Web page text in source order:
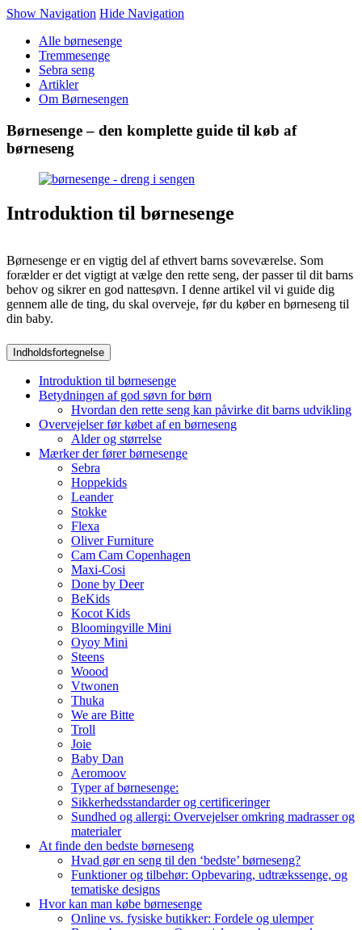
Show Navigation Hide Navigation
Alle børnesenge
Tremmesenge
Sebra seng
Artikler
Om Børnesengen
Børnesenge – den komplette guide til køb af
børneseng
Introduktion til børnesenge
Børnesenge er en vigtig del af ethvert barns soveværelse. Som
forælder er det vigtigt at vælge den rette seng, der passer til dit barns
behov og sikrer en god nattesøvn. I denne artikel vil vi guide dig
gennem alle de ting, du skal overveje, før du køber en børneseng til
din baby.
Indholdsfortegnelse
Introduktion til børnesenge
Betydningen af god søvn for børn
Hvordan den rette seng kan påvirke dit barns udvikling
Overvejelser før købet af en børneseng
Alder og størrelse
Mærker der fører børnesenge
Sebra
Hoppekids
Leander
Stokke
Flexa
Oliver Furniture
Cam Cam Copenhagen
Maxi-Cosi
Done by Deer
BeKids
Kocot Kids
Bloomingville Mini
Oyoy Mini
Steens
Woood
Vtwonen
Thuka
We are Bitte
Troll
Joie
Baby Dan
Aeromoov
Typer af børnesenge:
Sikkerhedsstandarder og certificeringer
Sundhed og allergi: Overvejelser omkring madrasser og
materialer
At finde den bedste børneseng
Hvad gør en seng til den ‘bedste’ børneseng?
Funktioner og tilbehør: Opbevaring, udtrækssenge, og
tematiske designs
Hvor kan man købe børnesenge
Online vs. fysiske butikker: Fordele og ulemper